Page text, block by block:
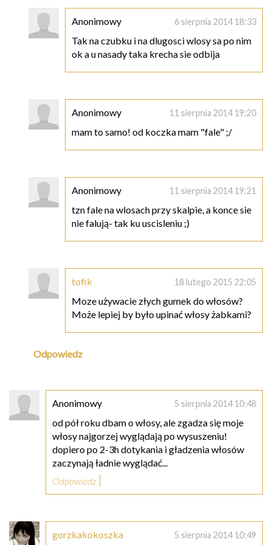
Anonimowy 6 sierpnia 2014 18:33
Tak na czubku i na dlugosci wlosy sa po nim
ok a u nasady taka krecha sie odbija
Anonimowy 11 sierpnia 2014 19:20
mam to samo! od koczka mam "fale" ;/
Anonimowy 11 sierpnia 2014 19:21
tzn fale na wlosach przy skalpie, a konce sie
nie falują- tak ku uscisleniu ;)
tofik 18 lutego 2015 22:05
Moze używacie złych gumek do włosów?
Może lepiej by było upinać włosy żabkami?
Odpowiedz
Anonimowy 5 sierpnia 2014 10:48
od pół roku dbam o włosy, ale zgadza się moje
włosy najgorzej wyglądają po wysuszeniu!
dopiero po 2-3h dotykania i gładzenia włosów
zaczynają ładnie wyglądać...
Odpowiedz
gorzkakokoszka 5 sierpnia 2014 10:49